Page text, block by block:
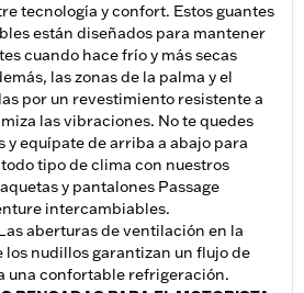
tecnología y confort. Estos guantes
están diseñados para mantener
cuando hace frío y más secas
las zonas de la palma y el
por un revestimiento resistente a
las vibraciones. No te quedes
y equípate de arriba a abajo para
tipo de clima con nuestros
y pantalones Passage
intercambiables.
aberturas de ventilación en la
nudillos garantizan un flujo de
una confortable refrigeración.